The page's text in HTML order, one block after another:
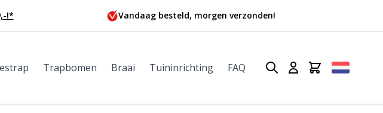
!* Vandaag besteld, morgen verzonden!
Trapbomen Braai Tuininrichting FAQ